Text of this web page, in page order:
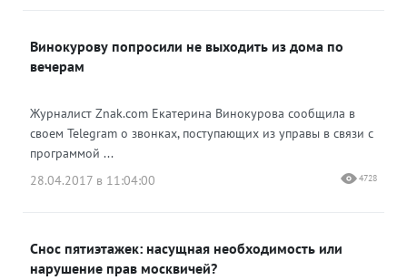
Винокурову попросили не выходить из дома по
вечерам
Журналист Znak.com Екатерина Винокурова сообщила в
своем Telegram о звонках, поступающих из управы в связи с
программой ...
28.04.2017 в 11:04:00
4728
Снос пятиэтажек: насущная необходимость или
нарушение прав москвичей?